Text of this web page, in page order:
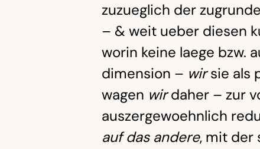
zuzueglich der
– & weit ueber diesen
worin keine laege bzw.
dimension – wirsie als
wagen wirdaher – zur
auszergewoehnlich
auf das andere, mit der